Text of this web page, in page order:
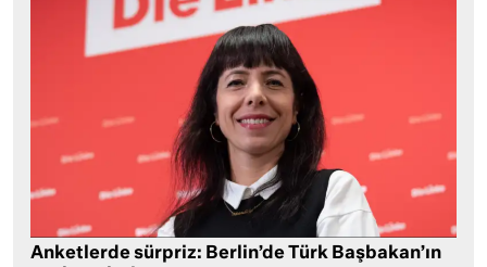
Anketlerde sürpriz: Berlin’de Türk Başbakan’ın